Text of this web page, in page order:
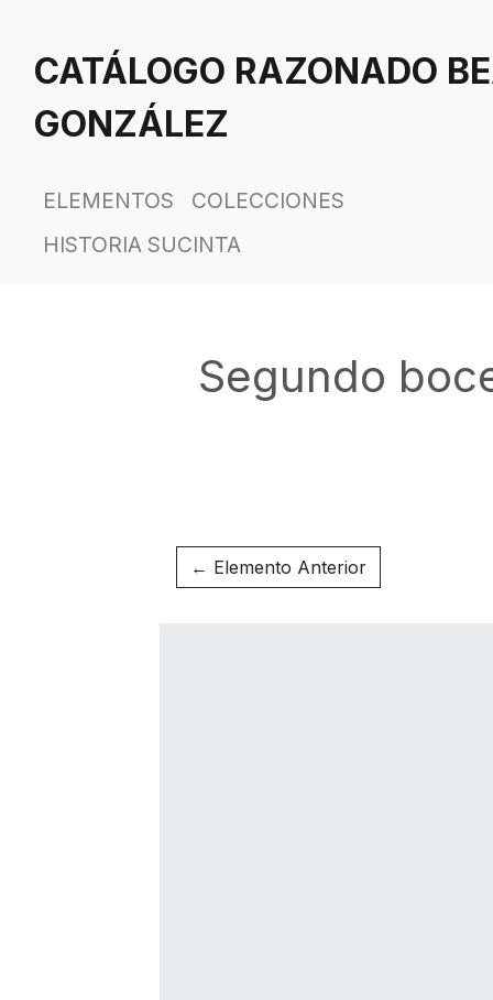
contenido
CATÁLOGO RAZONADO
GONZÁLEZ
ELEMENTOS
COLECCIONES
HISTORIA SUCINTA
Segundo
← Elemento Anterior